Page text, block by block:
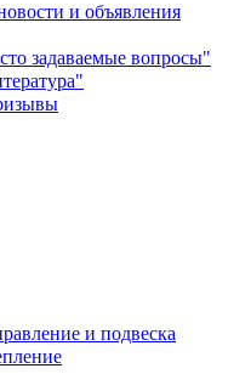
и объявления
задаваемые вопросы"
и подвеска